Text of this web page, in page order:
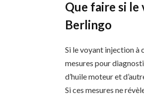
Que faire si
Berlingo
Si le voyant injection à
mesures pour
d’huile moteur et
Si ces mesures ne